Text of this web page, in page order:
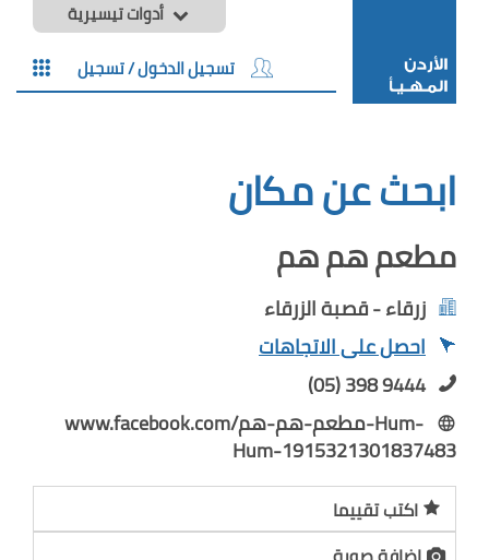
أدوات تيسيرية
تسجيل الدخول / تسجيل
ابحث عن مكان
مطعم هم هم
زرقاء - قصبة الزرقاء
احصل على الاتجاهات
(05) 398 9444
www.facebook.com/مطعم-هم-هم-Hum-
Hum-1915321301837483
اكتب تقييما